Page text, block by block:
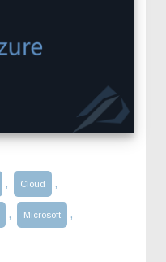
, Cloud ,
, Microsoft ,